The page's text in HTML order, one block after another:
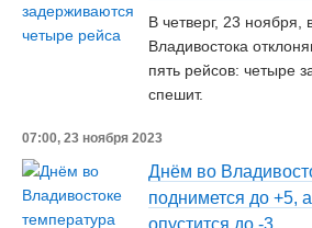
В четверг, 23 ноября,
Владивостока
пять рейсов: четыре
спешит.
07:00, 23 ноября 2023
Днём во
поднимется до +5,
опустится до -3